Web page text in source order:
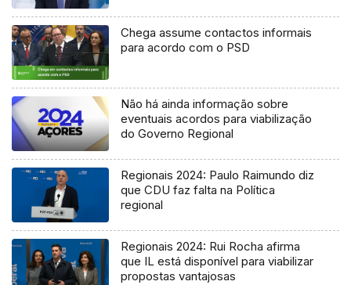
Chega assume contactos informais
para acordo com o PSD
Não há ainda informação sobre
eventuais acordos para viabilização
do Governo Regional
Regionais 2024: Paulo Raimundo diz
que CDU faz falta na Política
regional
Regionais 2024: Rui Rocha afirma
que IL está disponível para viabilizar
propostas vantajosas